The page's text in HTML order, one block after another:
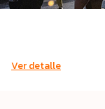
Ver detalle